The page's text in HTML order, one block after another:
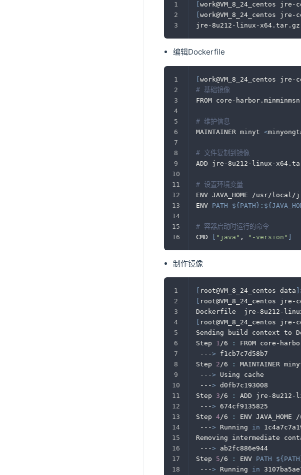
work@VM_8_24_centos jre-
work@VM_8_24_centos jre-
jre-8u212-linux-x64.tar.gz
编辑Dockerfile
[work@VM_8_24_centos jre-
# 基础镜像
FROM core-
# 维护信息
MAINTAINER minyt <
# 文件复制到镜像
ADD jre-8u212-linux-
# 设置环境变量
ENV JAVA_HOME /usr/
ENV PATH ${PATH} :
# 容器启动时运行的命令
CMD
[ "java" , "-version" ]
制作镜像
root@VM_8_24_centos data
root@VM_8_24_centos jre-
Dockerfile  jre-8u212-
root@VM_8_24_centos jre-
Sending build context to
Step 1 /6 :
FROM core-
---> f1cb7c7d58b7
Step 2 /6 : MAINTAINER
---> Using cache
---> d0fb7c193008
Step 3 /6 :
ADD jre-
---> 674cf9135825
Step 4/6 :
ENV
---> Running in
Removing intermediate
---> ab2fc886e944
Step 5 /6 : ENV PATH ${ PATH
---> Running in